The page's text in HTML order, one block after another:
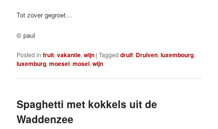
Tot zover gegroet…
© paul
Posted in fruit,vakantie,wijn |Tagged druif, Druiven,luxembourg,
luxemburg,moesel,mosel,wijn
Spaghetti met kokkels uit de
Waddenzee